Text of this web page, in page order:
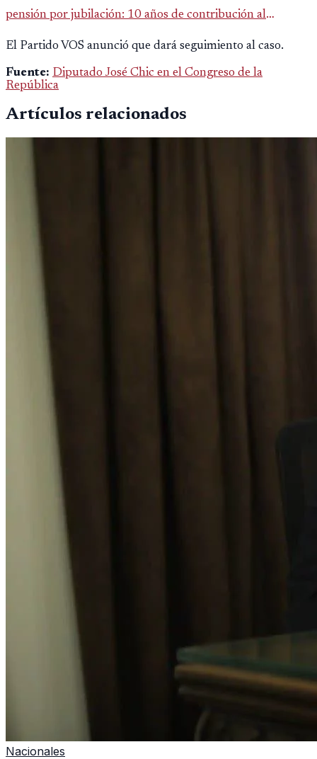
pensión por jubilación: 10 años de contribución al
El Partido VOS anunció que dará seguimiento al caso.
Fuente: Diputado José Chic en el Congreso de la
República
Artículos relacionados
Nacionales